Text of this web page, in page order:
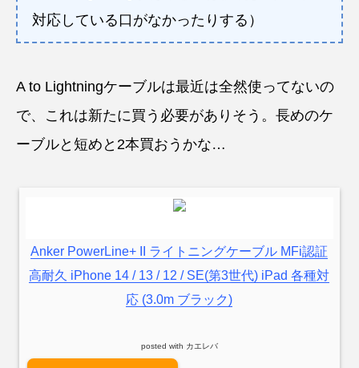
対応している口がなかったりする）
A to Lightningケーブルは最近は全然使ってないの
で、これは新たに買う必要がありそう。長めのケ
ーブルと短めと2本買おうかな…
Anker PowerLine+ II ライトニングケーブル MFi認証
高耐久 iPhone 14 / 13 / 12 / SE(第3世代) iPad 各種対
応 (3.0m ブラック)
posted with カエレバ